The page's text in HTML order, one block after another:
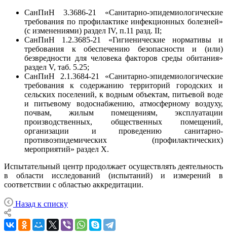
СанПиН 3.3686-21 «Санитарно-эпидемиологические
требования по профилактике инфекционных болезней»
(с изменениями) раздел IV, п.11 разд. II;
СанПиН 1.2.3685-21 «Гигиенические нормативы и
требования к обеспечению безопасности и (или)
безвредности для человека факторов среды обитания»
раздел V, таб. 5.25;
СанПиН 2.1.3684-21 «Санитарно-эпидемиологические
требования к содержанию территорий городских и
сельских поселений, к водным объектам, питьевой воде
и питьевому водоснабжению, атмосферному воздуху,
почвам, жилым помещениям, эксплуатации
производственных, общественных помещений,
организации и проведению санитарно-
противоэпидемических (профилактических)
мероприятий» раздел Х.
Испытательный центр продолжает осуществлять деятельность
в области исследований (испытаний) и измерений в
соответствии с областью аккредитации.
Назад к списку